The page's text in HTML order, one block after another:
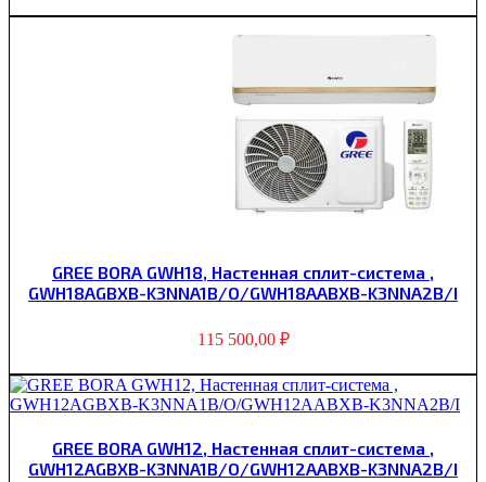
GREE BORA GWH18, Настенная сплит-система ,
GWH18AGBXB-K3NNA1B/O/GWH18AABXB-K3NNA2B/I
115 500,00 ₽
GREE BORA GWH12, Настенная сплит-система ,
GWH12AGBXB-K3NNA1B/O/GWH12AABXB-K3NNA2B/I